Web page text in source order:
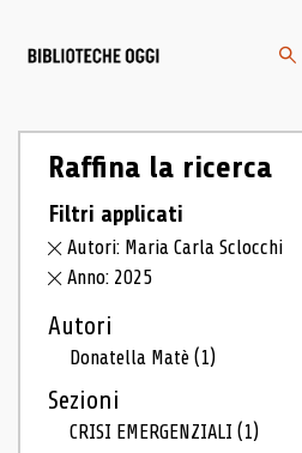
Raffina la ricerca
Filtri applicati
Autori: Maria Carla Sclocchi
Anno: 2025
Autori
Donatella Matè(1)
Sezioni
CRISI EMERGENZIALI(1)